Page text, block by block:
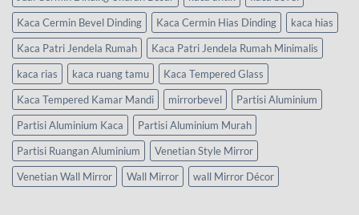
Kaca Cermin Bevel Dinding
Kaca Cermin Hias Dinding
kaca hias
Kaca Patri Jendela Rumah
Kaca Patri Jendela Rumah Minimalis
kaca rias
kaca ruang tamu
Kaca Tempered Glass
Kaca Tempered Kamar Mandi
mirrorbevel
Partisi Aluminium
Partisi Aluminium Kaca
Partisi Aluminium Murah
Partisi Ruangan Aluminium
Venetian Style Mirror
Venetian Wall Mirror
Wall Mirror wall Mirror Décor